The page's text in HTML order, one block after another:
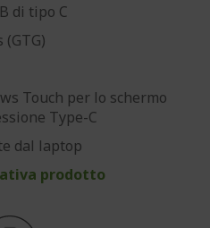
di tipo C
Touch per lo schermo
Type-C
dal laptop
prodotto